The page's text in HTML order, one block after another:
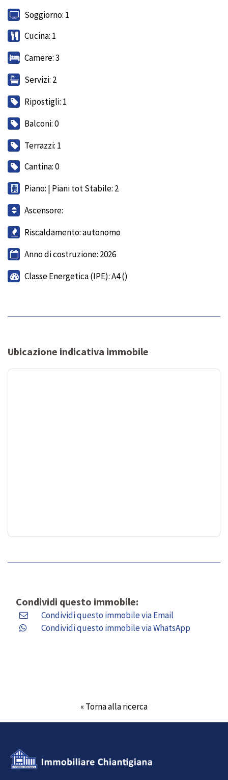
Soggiorno: 1
Cucina: 1
Camere: 3
Servizi: 2
Ripostigli: 1
Balconi: 0
Terrazzi: 1
Cantina: 0
Piano: | Piani tot Stabile: 2
Ascensore:
Riscaldamento: autonomo
Anno di costruzione: 2026
Classe Energetica (IPE): A4 ()
Ubicazione indicativa immobile
Condividi questo immobile:
Condividi questo immobile via Email
Condividi questo immobile via WhatsApp
« Torna alla ricerca